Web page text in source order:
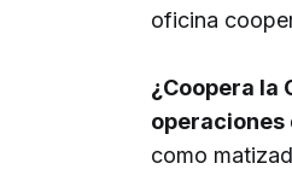
oficina
¿Coopera la
operaciones
como